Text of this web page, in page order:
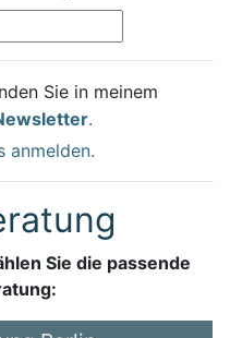
Sie in meinem
.
anmelden.
Sie die passende